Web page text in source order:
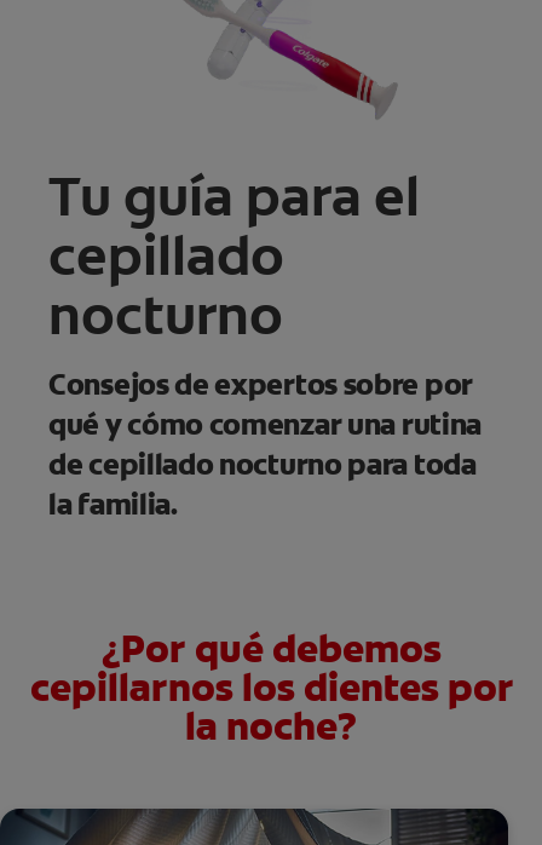
Tu guía para el
cepillado
nocturno
Consejos de expertos sobre por
qué y cómo comenzar una rutina
de cepillado nocturno para toda
la familia.
¿Por qué debemos
cepillarnos los dientes por
la noche?